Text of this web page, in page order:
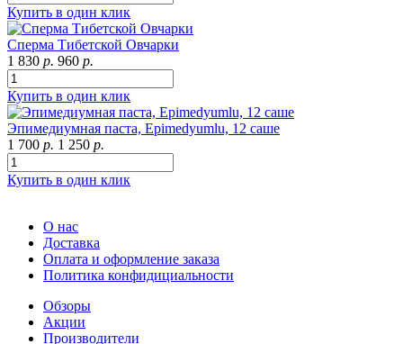
Купить в один клик
Сперма Тибетской Овчарки
1 830 р. 960 р.
Купить в один клик
Эпимедиумная паста, Epimedyumlu, 12 саше
1 700 р. 1 250 р.
Купить в один клик
О нас
Доставка
Оплата и оформление заказа
Политика конфидициальности
Обзоры
Акции
Производители